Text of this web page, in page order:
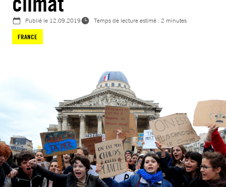
Publié le 12.09.2019
Temps de lecture estimé : 2 minutes
FRANCE